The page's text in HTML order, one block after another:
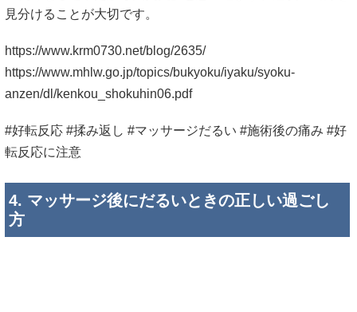
見分けることが大切です。
https://www.krm0730.net/blog/2635/
https://www.mhlw.go.jp/topics/bukyoku/iyaku/syoku-
anzen/dl/kenkou_shokuhin06.pdf
#好転反応 #揉み返し #マッサージだるい #施術後の痛み #好
転反応に注意
4. マッサージ後にだるいときの正しい過ごし
方